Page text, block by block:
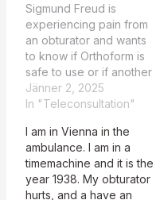
Sigmund Freud is
experiencing pain from
an obturator and wants
to know if Orthoform is
safe to use or if another
pain medication is
recommended. The
is experiencing pain
potentially related to his
obturator from
Professor Varaztad
Jänner 2, 2025
In "Teleconsultation"
I am in Vienna in the
ambulance. I am in a
timemachine and it is the
year 1938. My obturator
hurts, and a have an